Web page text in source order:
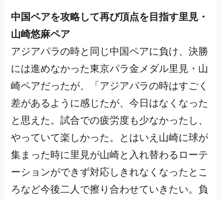
中国ペアを攻略して再び頂点を目指す里見・
山崎悠麻ペア
アジアパラの時と同じ中国ペアに負け、決勝
には進めなかった東京パラ金メダル里見・山
崎ペアだったが、「アジアパラの時はすごく
差があるように感じたが、今日はなくなった
と思えた。試合での疲労度も少なかったし、
やっていて楽しかった。とはいえ山崎に球が
集まった時に里見が山崎と入れ替わるローテ
ーションができず対応しきれなくなったとこ
ろなど今後二人で擦り合わせていきたい。負